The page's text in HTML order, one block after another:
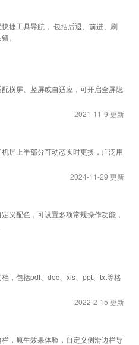
捷工具导航， 包括后退、前进、刷
。
横屏、竖屏或自适应，可开启全屏隐
2021-11-9 更新
屏上半部分可动态实时更换，广泛用
2024-11-29 更新
义配色，可设置多项常规操作功能，
，包括pdf、doc、xls、ppt、txt等格
2022-2-15 更新
，原生效果体验，自定义侧滑边栏导